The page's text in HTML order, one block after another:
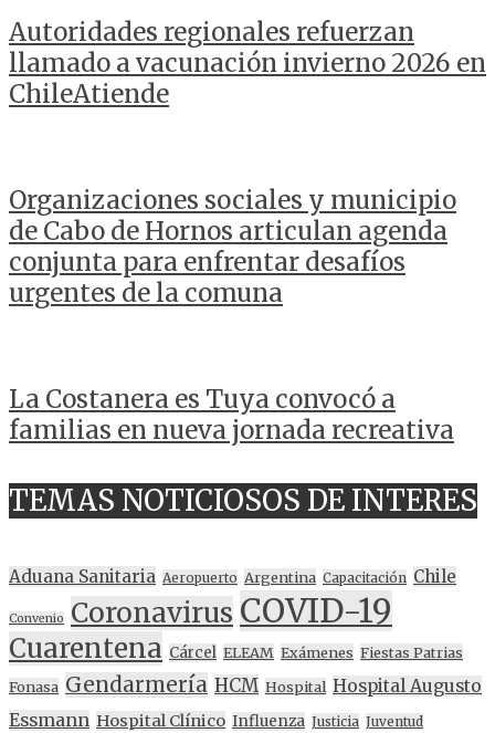
Autoridades regionales refuerzan
llamado a vacunación invierno 2026 en
ChileAtiende
Organizaciones sociales y municipio
de Cabo de Hornos articulan agenda
conjunta para enfrentar desafíos
urgentes de la comuna
La Costanera es Tuya convocó a
familias en nueva jornada recreativa
TEMAS NOTICIOSOS DE INTERES
Aduana Sanitaria Aeropuerto Argentina Capacitación Chile
Convenio Coronavirus COVID-19
Cuarentena Cárcel ELEAM Exámenes Fiestas Patrias
Fonasa Gendarmería HCM Hospital Hospital Augusto
Essmann Hospital Clínico Influenza Justicia Juventud